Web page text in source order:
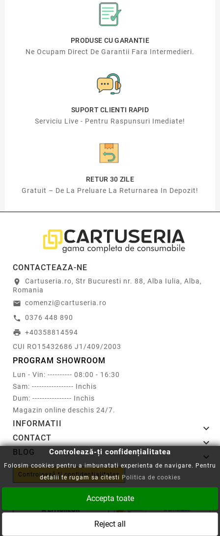
PRODUSE CU GARANTIE
Ne Ocupam Direct De Garantii Fara Intermedieri.
SUPORT CLIENTI RAPID
Serviciu Live - Pentru Raspunsuri Imediate!
RETUR 30 ZILE
Gratuit – De La Preluare La Returnarea In Depozit!
CONTACTEAZA-NE
location_on
Cartuseria.ro, Str Bucuresti nr. 88, Alba Iulia, Alba,
Romania
email comenzi@cartuseria.ro
call 0376 448 890
print +40358814594
CUI RO15432686 J1/409/2003
PROGRAM SHOWROOM
Lun - Vin: ---------- 08:00 - 16:30
Sam: ----------------- Inchis
Dum: ---------------- Inchis
Magazin online deschis 24/7.
INFORMATII 
CONTACT 
BLOG 
Controlează-ți confidențialitatea
Controlează-ți confidențialitatea
Folosim cookies pentru a imbunatati experienta de navigare. Pentru
detalii te rugam sa citesti Politica de cookies
Accepta toate
Reject all